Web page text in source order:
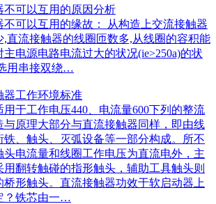
不可以互用的原因分析
不可以互用的缘故： 从构造上交流接触器
,直流接触器的线圈匝数多,从线圈的容积能
电源电路电流过大的状况(ie>250a)的状
用串接双绕…
器工作环境标准
于工作电压440、电流量600下列的整流
与原理大部分与直流接触器同样，即由线
铁、触头、灭弧设备等一部分构成。所不
头电流量和线圈工作电压为直流电外，主
用翻转触碰的指形触头，辅助工具触头则
桥形触头。直流接触器功效于软启动器上
？铁芯由一…